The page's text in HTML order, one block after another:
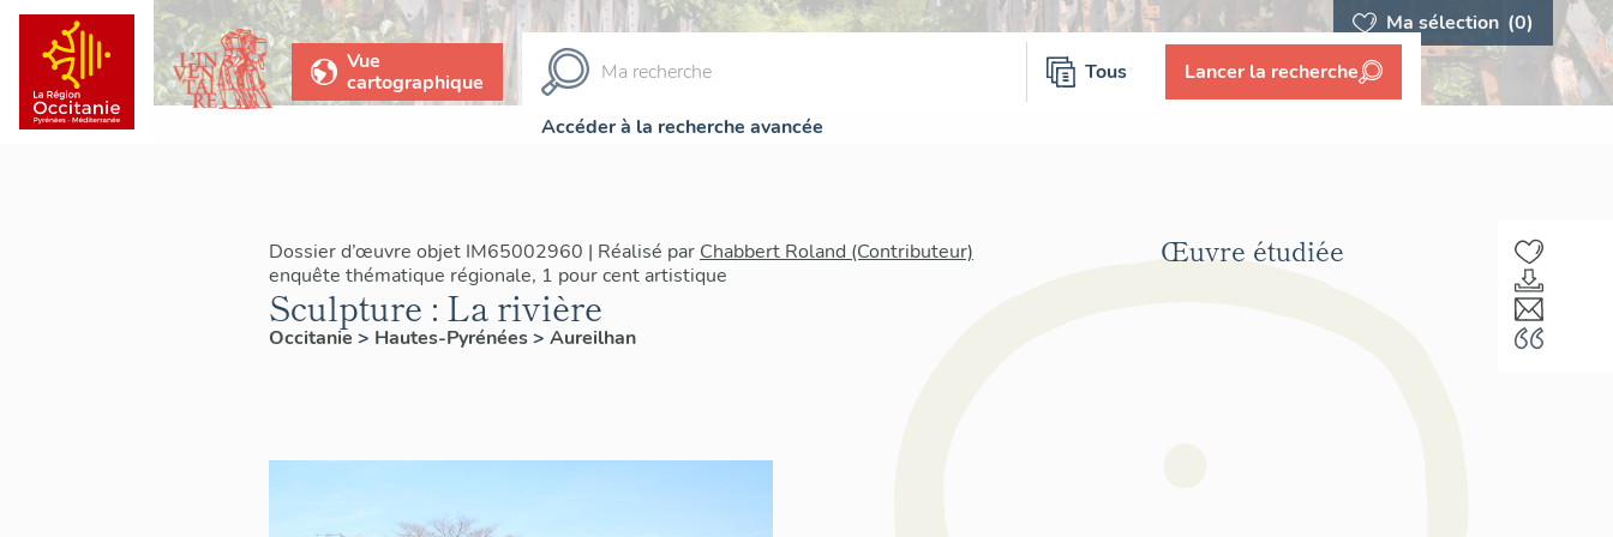
Ma sélection (0)
Vue
cartographique
Tous Lancer la recherche
Accéder à la recherche avancée
Dossier d’œuvre objet IM65002960 | Réalisé par Chabbert Roland (Contributeur)
enquête thématique régionale, 1 pour cent artistique
Sculpture : La rivière
Occitanie > Hautes-Pyrénées> Aureilhan
Œuvre étudiée